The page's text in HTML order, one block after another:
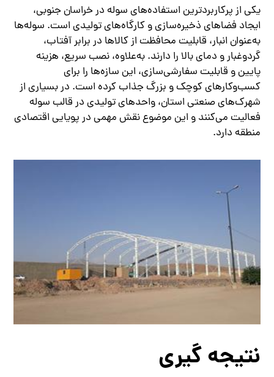
یکی از پرکاربردترین استفاده‌های سوله در خراسان جنوبی،
ایجاد فضاهای ذخیره‌سازی و کارگاه‌های تولیدی است. سوله‌ها
به‌عنوان انبار، قابلیت محافظت از کالاها در برابر آفتاب،
گردوغبار و دمای بالا را دارند. به‌علاوه، نصب سریع، هزینه
پایین و قابلیت سفارشی‌سازی، این سازه‌ها را برای
کسب‌وکارهای کوچک و بزرگ جذاب کرده است. در بسیاری از
شهرک‌های صنعتی استان، واحدهای تولیدی در قالب سوله
فعالیت می‌کنند و این موضوع نقش مهمی در پویایی اقتصادی
منطقه دارد.
نتیجه گیری